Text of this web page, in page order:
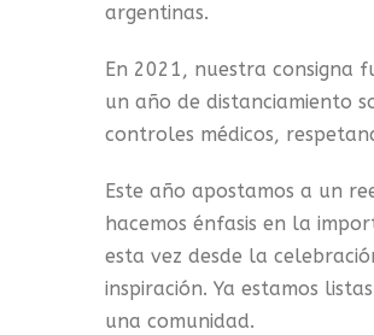
argentinas.
En 2021, nuestra consigna
un año de distanciamiento
controles médicos,
Este año apostamos a un
hacemos énfasis en la
esta vez desde la
inspiración. Ya estamos
una comunidad.